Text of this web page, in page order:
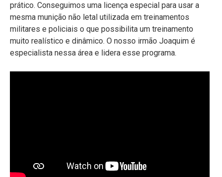
prático. Conseguimos uma licença especial para usar a
mesma munição não letal utilizada em treinamentos
militares e policiais o que possibilita um treinamento
muito realístico e dinâmico. O nosso irmão Joaquim é
especialista nessa área e lidera esse programa.